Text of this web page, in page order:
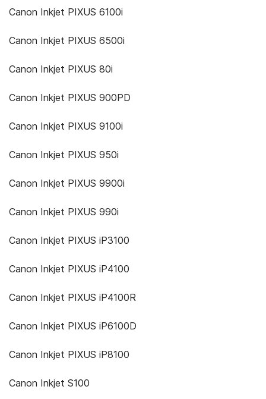
Canon Inkjet PIXUS 6100i
Canon Inkjet PIXUS 6500i
Canon Inkjet PIXUS 80i
Canon Inkjet PIXUS 900PD
Canon Inkjet PIXUS 9100i
Canon Inkjet PIXUS 950i
Canon Inkjet PIXUS 9900i
Canon Inkjet PIXUS 990i
Canon Inkjet PIXUS iP3100
Canon Inkjet PIXUS iP4100
Canon Inkjet PIXUS iP4100R
Canon Inkjet PIXUS iP6100D
Canon Inkjet PIXUS iP8100
Canon Inkjet S100